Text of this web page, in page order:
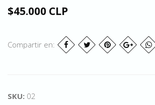
$45.000 CLP
Compartir en:
SKU: 02